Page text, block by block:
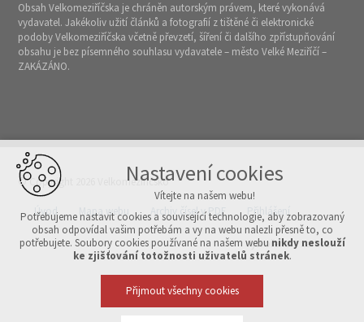
Obsah Velkomeziříčska je chráněn autorským právem, které vykonává
vydavatel. Jakékoliv užití článků a fotografií z tištěné či elektronické
podoby Velkomeziříčska včetně převzetí, šíření či dalšího zpřístupňování
obsahu je bez písemného souhlasu vydavatele – město Velké Meziříčí –
ZAKÁZÁNO.
© Copyright 2026 Velkomeziříčsko
Úvod Mapa webu Archiv čísel v PDF Přihlášení
Vytvořeno v xart.cz
Nastavení cookies
Vítejte na našem webu!
Potřebujeme nastavit cookies a související technologie, aby zobrazovaný
obsah odpovídal vašim potřebám a vy na webu nalezli přesně to, co
potřebujete. Soubory cookies používané na našem webu nikdy neslouží
ke zjišťování totožnosti uživatelů stránek.
Přijmout všechny cookies